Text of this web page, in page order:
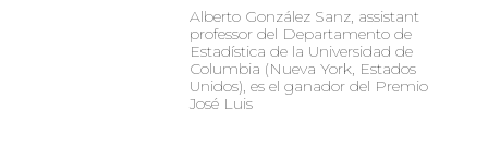
Alberto González Sanz, assistant
professor del Departamento de
Estadística de la Universidad de
Columbia (Nueva York, Estados
Unidos), es el ganador del Premio
José Luis